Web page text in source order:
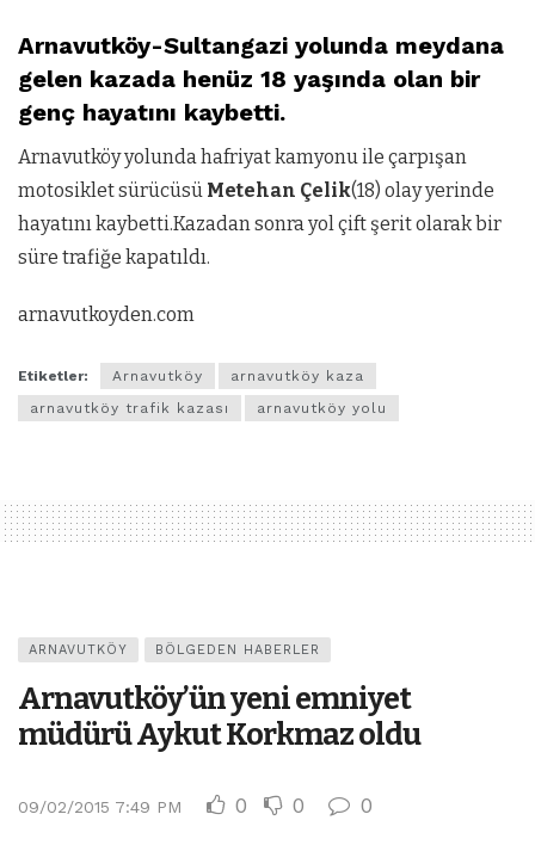
Arnavutköy-Sultangazi yolunda meydana
gelen kazada henüz 18 yaşında olan bir
genç hayatını kaybetti.
Arnavutköy yolunda hafriyat kamyonu ile çarpışan
motosiklet sürücüsü Metehan Çelik(18) olay yerinde
hayatını kaybetti.Kazadan sonra yol çift şerit olarak bir
süre trafiğe kapatıldı.
arnavutkoyden.com
Etiketler: Arnavutköy
arnavutköy kaza
arnavutköy trafik kazası
arnavutköy yolu
ARNAVUTKÖY BÖLGEDEN HABERLER
Arnavutköy’ün yeni emniyet
müdürü Aykut Korkmaz oldu
09/02/2015 7:49 PM 0 0 0